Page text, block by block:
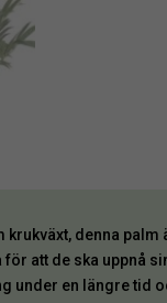
denna
att de ska uppnå
under en längre tid